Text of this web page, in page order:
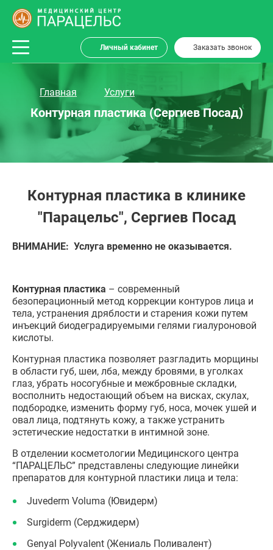
Личный кабинет Заказать звонок
Главная Услуги
Контурная пластика (Сергиев Посад)
Контурная пластика в клинике
"Парацельс", Сергиев Посад
ВНИМАНИЕ: Услуга временно не оказывается.
Контурная пластика – современный
безоперационный метод коррекции контуров лица и
тела, устранения дряблости и старения кожи путем
инъекций биодеградируемыми гелями гиалуроновой
кислоты.
Контурная пластика позволяет разгладить морщины
в области губ, шеи, лба, между бровями, в уголках
глаз, убрать носогубные и межбровные складки,
восполнить недостающий объем на висках, скулах,
подбородке, изменить форму губ, носа, мочек ушей и
овал лица, подтянуть кожу, а также устранить
эстетические недостатки в интимной зоне.
В отделении косметологии Медицинского центра
“ПАРАЦЕЛЬС” представлены следующие линейки
препаратов для контурной пластики лица и тела:
Juvederm Voluma (Ювидерм)
Surgiderm (Серджидерм)
Genyal Polyvalent (Жениаль Поливалент)